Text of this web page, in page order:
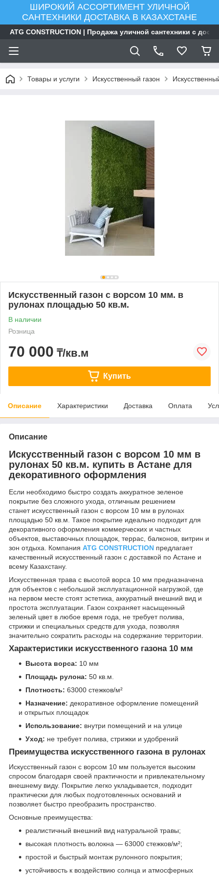
ШИРОКИЙ АССОРТИМЕНТ УЛИЧНОЙ
САНТЕХНИКИ ДОСТАВКА В КАЗАХСТАНЕ
ATG CONSTRUCTION | Продажа уличной сантехники с
Товары и услуги Искусственный газон
Искусственный газон с ворсом 10 мм. в
рулонах площадью 50 кв.м.
В наличии
Розница
70 000 ₸/кв.м
Купить
Описание Характеристики Доставка Оплата
Описание
Искусственный газон с ворсом 10 мм в
рулонах 50 кв.м. купить в Астане для
декоративного оформления
Если необходимо быстро создать аккуратное зеленое
покрытие без сложного ухода, отличным решением
станет искусственный газон с ворсом 10 мм в рулонах
площадью 50 кв.м. Такое покрытие идеально подходит для
декоративного оформления коммерческих и частных
объектов, выставочных площадок, террас, балконов, витрин и
зон отдыха. Компания ATG CONSTRUCTION предлагает
качественный искусственный газон с доставкой по Астане и
всему Казахстану.
Искусственная трава с высотой ворса 10 мм предназначена
для объектов с небольшой эксплуатационной нагрузкой, где
на первом месте стоят эстетика, аккуратный внешний вид и
простота эксплуатации. Газон сохраняет насыщенный
зеленый цвет в любое время года, не требует полива,
стрижки и специальных средств для ухода, позволяя
значительно сократить расходы на содержание территории.
Характеристики искусственного газона 10 мм
Высота ворса: 10 мм
Площадь рулона: 50 кв.м.
Плотность: 63000 стежков/м²
Назначение: декоративное оформление помещений
и открытых площадок
Использование: внутри помещений и на улице
Уход: не требует полива, стрижки и удобрений
Преимущества искусственного газона в рулонах
Искусственный газон с ворсом 10 мм пользуется высоким
спросом благодаря своей практичности и привлекательному
внешнему виду. Покрытие легко укладывается, подходит
практически для любых подготовленных оснований и
позволяет быстро преобразить пространство.
Основные преимущества:
реалистичный внешний вид натуральной травы;
высокая плотность волокна — 63000 стежков/м²;
простой и быстрый монтаж рулонного покрытия;
устойчивость к воздействию солнца и атмосферных